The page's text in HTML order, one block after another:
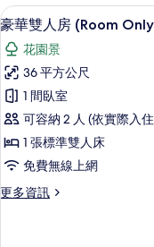
相
片
Villa
(Upstairs
and
Downstairs)
的
詳
情
顯
示
豪
華
雙
人
房
(Room
Only)
10
豪華雙人房 (Room
花園景
36 平方公尺
1 間臥室
可容納 2 人 (依實際入
1 張標準雙人床
免費無線上網
更多資訊
更